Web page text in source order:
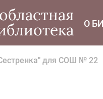
О
для СОШ № 22